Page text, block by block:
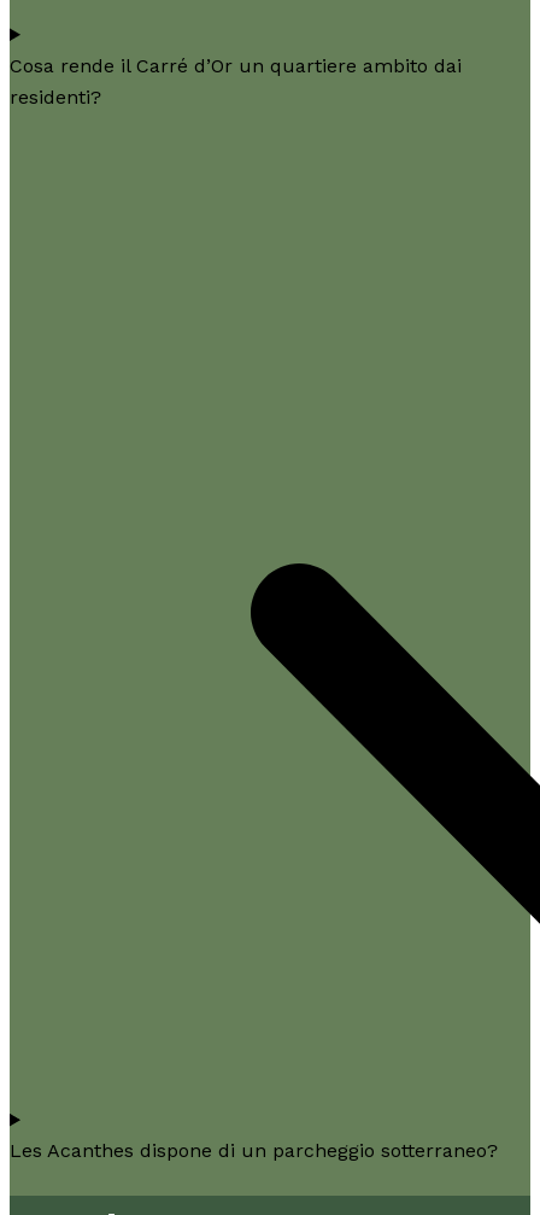
Cosa rende il Carré d’Or un quartiere ambito dai
residenti?
Les Acanthes dispone di un parcheggio sotterraneo?